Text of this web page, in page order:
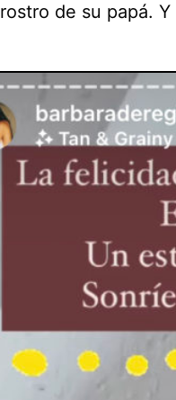
rostro de su papá.